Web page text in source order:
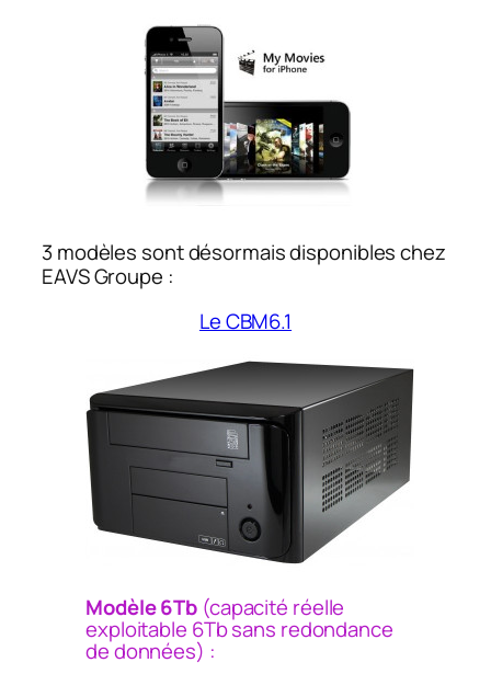
3 modèles sont désormais disponibles chez
EAVS Groupe :
Le CBM6.1
Modèle 6Tb (capacité réelle
exploitable 6Tb sans redondance
de données) :